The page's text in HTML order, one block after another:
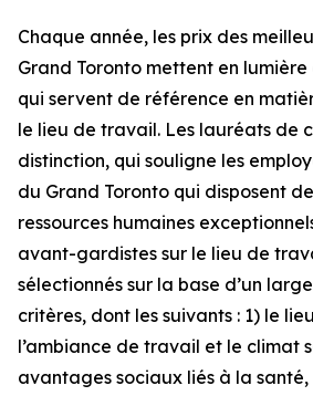
Chaque année, les prix des
Grand Toronto mettent en
qui servent de référence en
le lieu de travail. Les lauréats de
distinction, qui souligne les
du Grand Toronto qui disposent
ressources humaines
avant-gardistes sur le lieu de
sélectionnés sur la base d’un
critères, dont les suivants : 1) le
l’ambiance de travail et le climat
avantages sociaux liés à la